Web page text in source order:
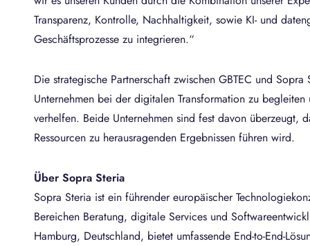
Transparenz, Kontrolle, Nachhaltigkeit, sowie KI- und
Geschäftsprozesse zu integrieren.“
Die strategische Partnerschaft zwischen GBTEC und
Unternehmen bei der digitalen Transformation zu
verhelfen. Beide Unternehmen sind fest davon überzeugt,
Ressourcen zu herausragenden Ergebnissen führen wird.
Über Sopra Steria
Sopra Steria ist ein führender europäischer
Bereichen Beratung, digitale Services und
Hamburg, Deutschland, bietet umfassende End-to-End-